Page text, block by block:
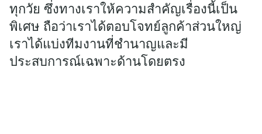
ทุกวัย ซึ่งทางเราให้ความสำคัญเรื่องนี้เป็น
พิเศษ ถือว่าเราได้ตอบโจทย์ลูกค้าส่วนใหญ่
เราได้แบ่งทีมงานที่ชำนาญและมี
ประสบการณ์เฉพาะด้านโดยตรง